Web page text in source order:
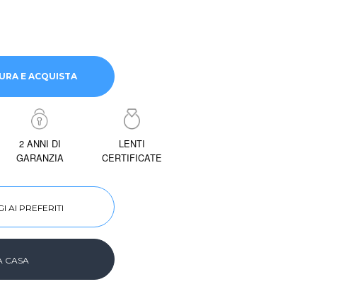
E ACQUISTA
2 ANNI DI
GARANZIA
LENTI
CERTIFICATE
AI PREFERITI
CASA